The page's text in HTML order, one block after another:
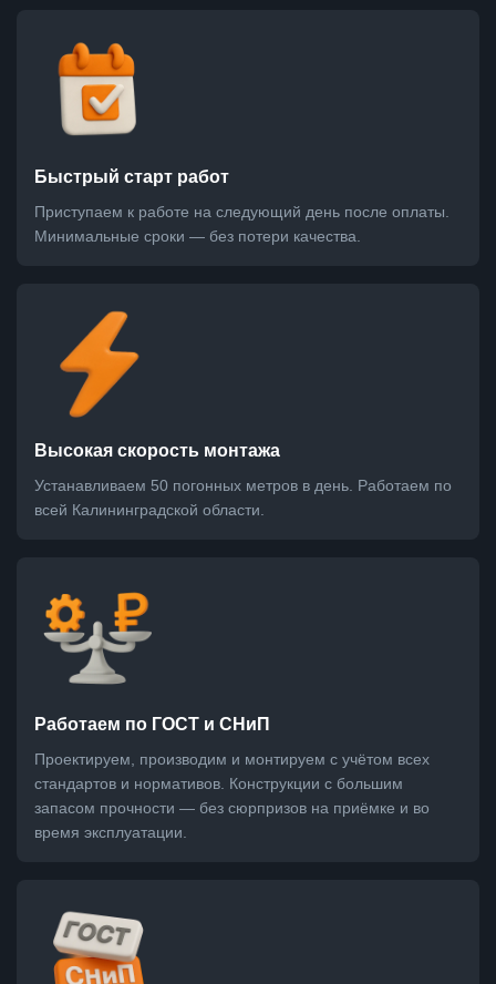
Быстрый старт работ
Приступаем к работе на следующий день после оплаты.
Минимальные сроки — без потери качества.
Высокая скорость монтажа
Устанавливаем 50 погонных метров в день. Работаем по
всей Калининградской области.
Работаем по ГОСТ и СНиП
Проектируем, производим и монтируем с учётом всех
стандартов и нормативов. Конструкции с большим
запасом прочности — без сюрпризов на приёмке и во
время эксплуатации.